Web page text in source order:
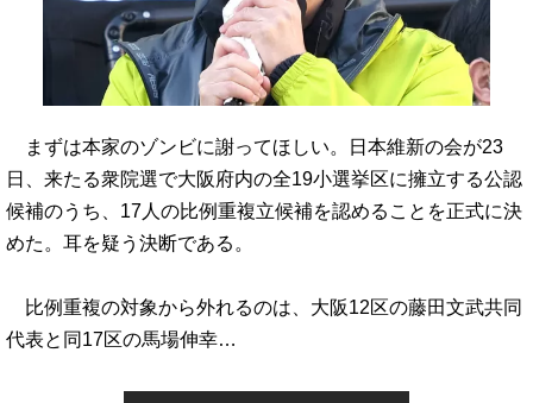
まずは本家のゾンビに謝ってほしい。日本維新の会が23
日、来たる衆院選で大阪府内の全19小選挙区に擁立する公認
候補のうち、17人の比例重複立候補を認めることを正式に決
めた。耳を疑う決断である。
比例重複の対象から外れるのは、大阪12区の藤田文武共同
代表と同17区の馬場伸幸…